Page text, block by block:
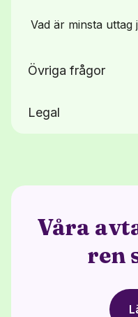
Vad är minsta uttag
Övriga frågor
Legal
Våra
ren